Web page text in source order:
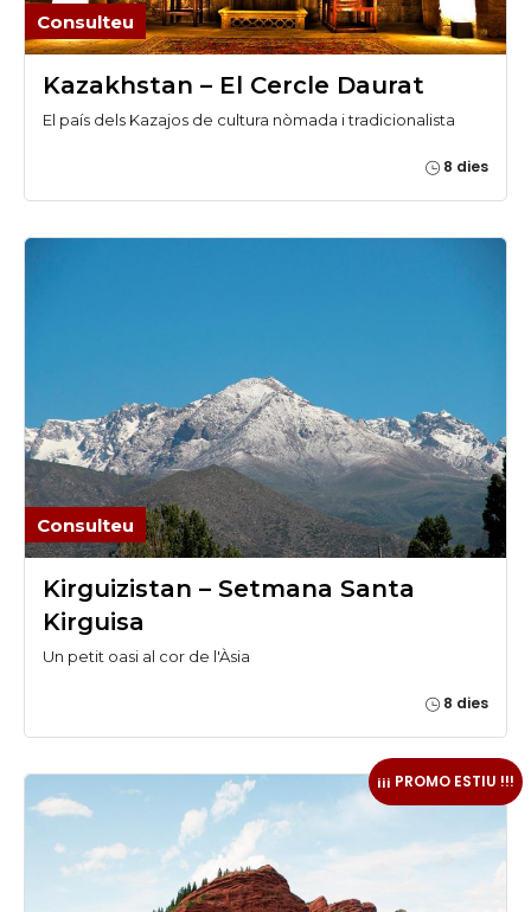
Consulteu
Kazakhstan – El Cercle Daurat
El país dels Kazajos de cultura nòmada i tradicionalista
8 dies
Consulteu
Kirguizistan – Setmana Santa
Kirguisa
Un petit oasi al cor de l'Àsia
8 dies
¡¡¡ PROMO ESTIU !!!